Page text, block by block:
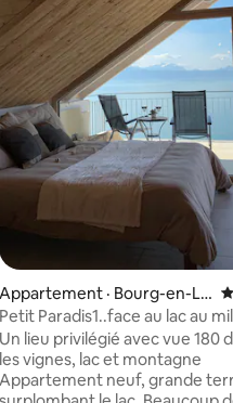
de 4,97 sur 5, 36
Appartement · Bourg-en-La
vaux
Petit Paradis1..face au lac au
vignes.
Un lieu privilégié avec vue 180
les vignes, lac et montagne
Appartement neuf, grande